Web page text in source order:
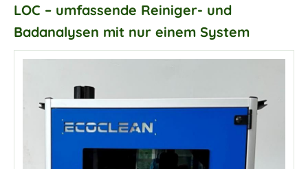
LOC – umfassende Reiniger- und
Badanalysen mit nur einem System